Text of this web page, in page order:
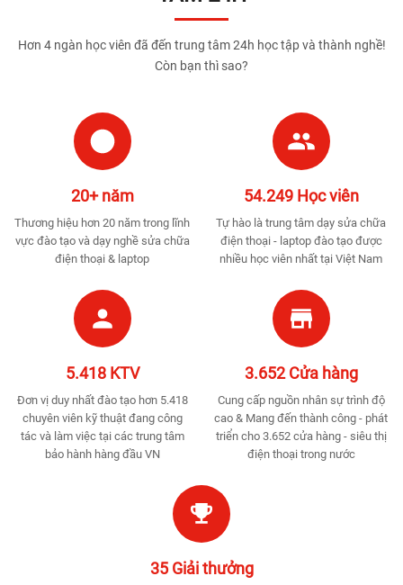
Hơn 4 ngàn học viên đã đến trung tâm 24h học tập và thành nghề!
Còn bạn thì sao?
20+ năm
Thương hiệu hơn 20 năm trong lĩnh
vực đào tạo và dạy nghề sửa chữa
điện thoại & laptop
54.249 Học viên
Tự hào là trung tâm dạy sửa chữa
điện thoại - laptop đào tạo được
nhiều học viên nhất tại Việt Nam
5.418 KTV
Đơn vị duy nhất đào tạo hơn 5.418
chuyên viên kỹ thuật đang công
tác và làm việc tại các trung tâm
bảo hành hàng đầu VN
3.652 Cửa hàng
Cung cấp nguồn nhân sự trình độ
cao & Mang đến thành công - phát
triển cho 3.652 cửa hàng - siêu thị
điện thoại trong nước
35 Giải thưởng